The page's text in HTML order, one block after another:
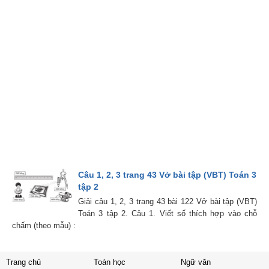
Câu 1, 2, 3 trang 43 Vở bài tập (VBT) Toán 3
tập 2
Giải câu 1, 2, 3 trang 43 bài 122 Vở bài tập (VBT)
Toán 3 tập 2. Câu 1. Viết số thích hợp vào chỗ
chấm (theo mẫu) :
Trang chủ Toán học Ngữ văn